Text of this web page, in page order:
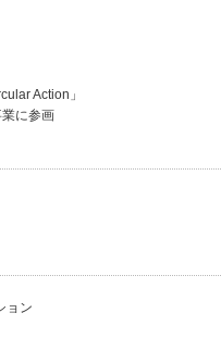
Action」
に参画
ョン